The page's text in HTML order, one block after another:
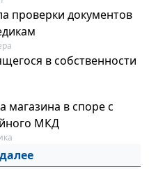
проверки документов
в собственности
магазина в споре с
МКД